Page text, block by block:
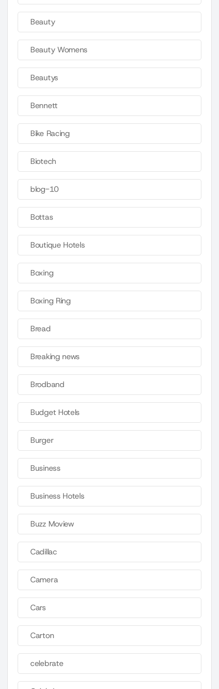
Beauty
Beauty Womens
Beautys
Bennett
Bike Racing
Biotech
blog-10
Bottas
Boutique Hotels
Boxing
Boxing Ring
Bread
Breaking news
Brodband
Budget Hotels
Burger
Business
Business Hotels
Buzz Moview
Cadillac
Camera
Cars
Carton
celebrate